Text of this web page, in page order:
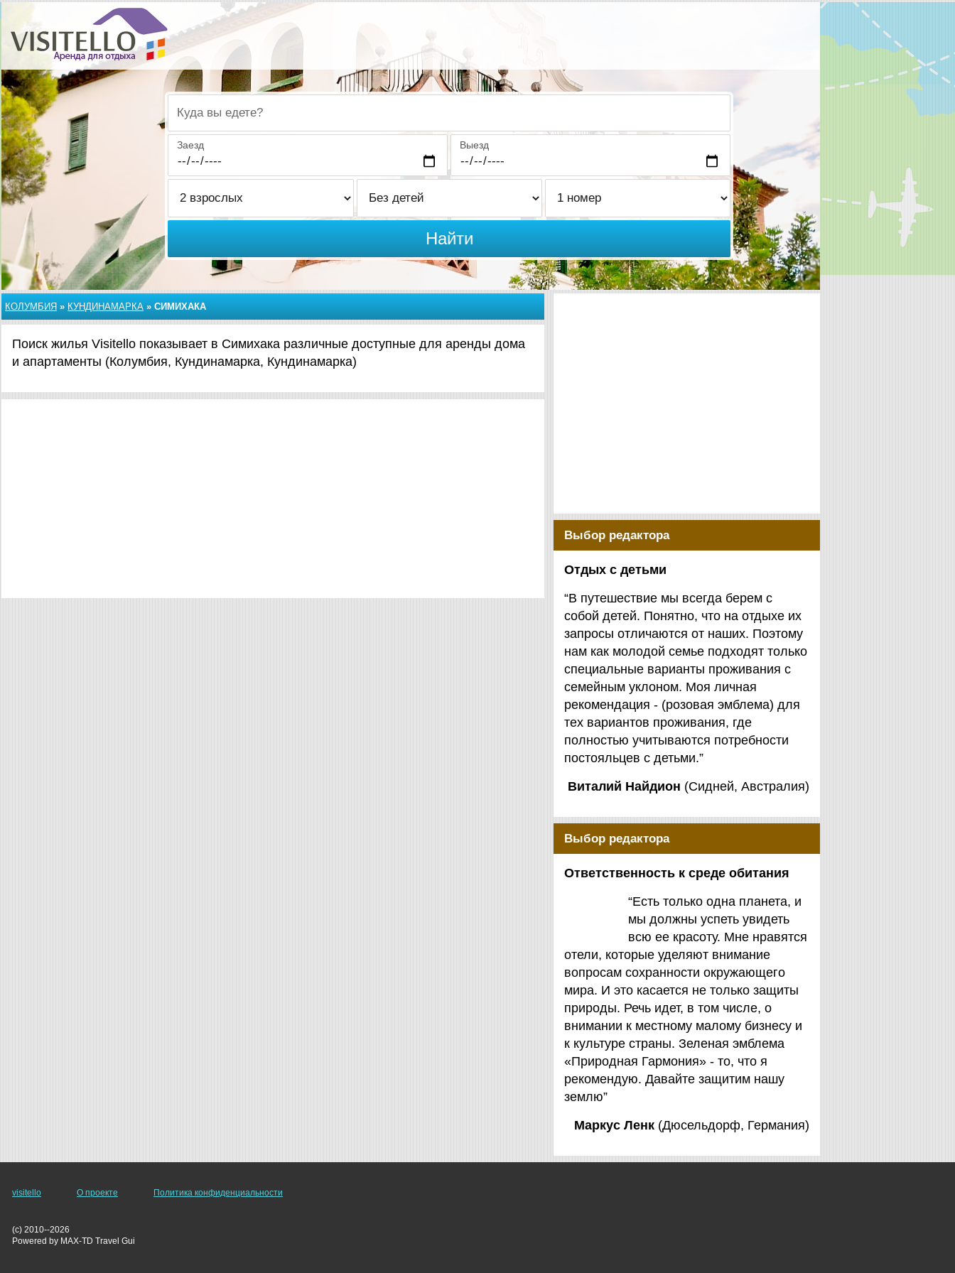
Куда вы едете?
Заезд Выезд
Найти
КОЛУМБИЯ » КУНДИНАМАРКА » СИМИХАКА
Поиск жилья Visitello показывает в Симихака различные доступные для аренды дома
и апартаменты (Колумбия, Кундинамарка, Кундинамарка)
Выбор редактора
Отдых с детьми
“В путешествие мы всегда берем с
собой детей. Понятно, что на отдыхе их
запросы отличаются от наших. Поэтому
нам как молодой семье подходят только
специальные варианты проживания с
семейным уклоном. Моя личная
рекомендация - (розовая эмблема) для
тех вариантов проживания, где
полностью учитываются потребности
постояльцев с детьми.”
Виталий Найдион (Сидней, Австралия)
Выбор редактора
Ответственность к среде обитания
“Есть только одна планета, и
мы должны успеть увидеть
всю ее красоту. Мне нравятся
отели, которые уделяют внимание
вопросам сохранности окружающего
мира. И это касается не только защиты
природы. Речь идет, в том числе, о
внимании к местному малому бизнесу и
к культуре страны. Зеленая эмблема
«Природная Гармония» - то, что я
рекомендую. Давайте защитим нашу
землю”
Маркус Ленк (Дюсельдорф, Германия)
visitello О проекте Политика конфиденциальности
(c) 2010--2026
Powered by MAX-TD Travel Gui